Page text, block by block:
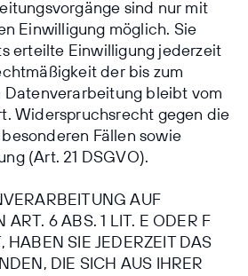
sind nur mit
Einwilligung möglich. Sie
erteilte Einwilligung jederzeit
der bis zum
bleibt vom
Widerspruchsrecht gegen die
Fällen sowie
(Art. 21 DSGVO).
AUF
6 ABS. 1 LIT. E ODER F
HABEN SIE JEDERZEIT DAS
DIE SICH AUS IHRER